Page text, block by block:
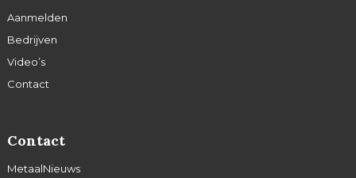
Aanmelden
Bedrijven
Video’s
Contact
Contact
MetaalNieuws